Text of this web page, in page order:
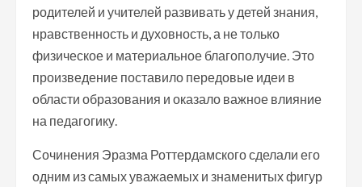
родителей и учителей развивать у детей знания,
нравственность и духовность, а не только
физическое и материальное благополучие. Это
произведение поставило передовые идеи в
области образования и оказало важное влияние
на педагогику.
Сочинения Эразма Роттердамского сделали его
одним из самых уважаемых и знаменитых фигур